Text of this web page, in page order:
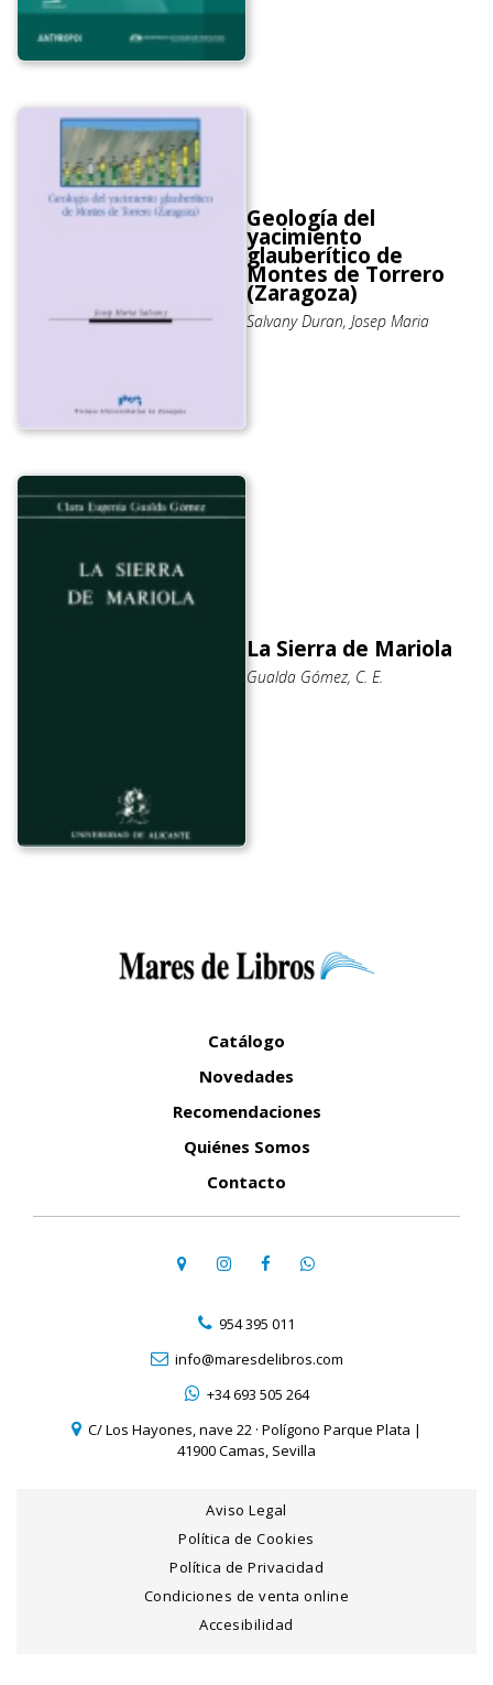
Geología del
yacimiento
glauberítico de
Montes de Torrero
(Zaragoza)
Salvany Duran, Josep Maria
La Sierra de Mariola
Gualda Gómez, C. E.
Catálogo
Novedades
Recomendaciones
Quiénes Somos
Contacto
954 395 011
info@maresdelibros.com
+34 693 505 264
C/ Los Hayones, nave 22 · Polígono Parque Plata |
41900 Camas, Sevilla
Aviso Legal
Política de Cookies
Política de Privacidad
Condiciones de venta online
Accesibilidad